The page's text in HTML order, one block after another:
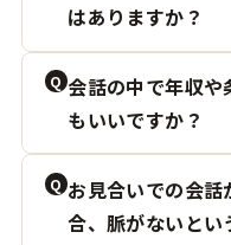
はありますか？
Q 会話の中で年収
もいいですか？
Q お見合いでの会
合、脈がないとい